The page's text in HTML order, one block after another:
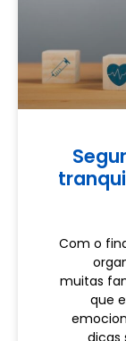
Com o
muitas
que
dicas